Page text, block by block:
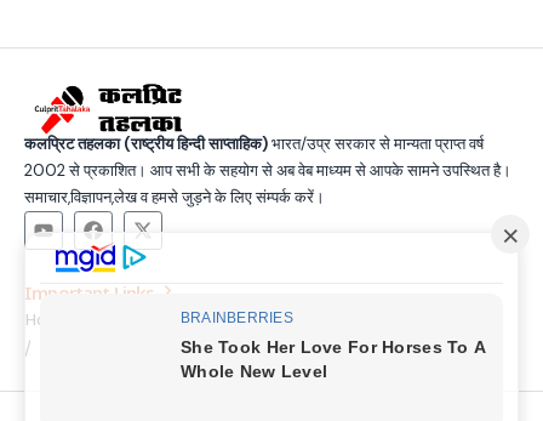
कलप्रिट तहलका (राष्ट्रीय हिन्दी साप्ताहिक)भारत/उप्र सरकार से मान्यता प्राप्त वर्ष
2002 से प्रकाशित। आप सभी के सहयोग से अब वेब माध्यम से आपके सामने उपस्थित है।
समाचार,विज्ञापन,लेख व हमसे जुड़ने के लिए संम्पर्क करें।
Important Links
Home Latest News Contact
Terms and Condition Join Us